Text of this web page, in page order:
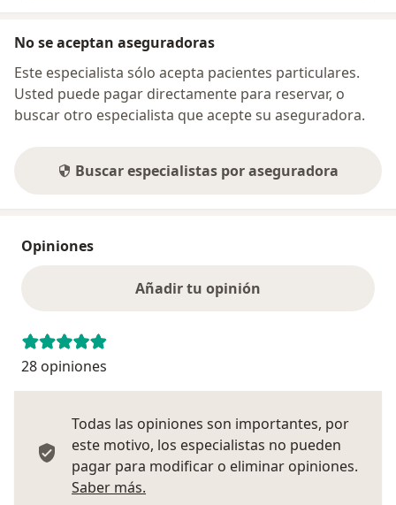
No se aceptan aseguradoras
Este especialista sólo acepta pacientes particulares.
Usted puede pagar directamente para reservar, o
buscar otro especialista que acepte su aseguradora.
Buscar especialistas por aseguradora
Opiniones
Añadir tu opinión
28 opiniones
Todas las opiniones son importantes, por
este motivo, los especialistas no pueden
pagar para modificar o eliminar opiniones.
Saber más.